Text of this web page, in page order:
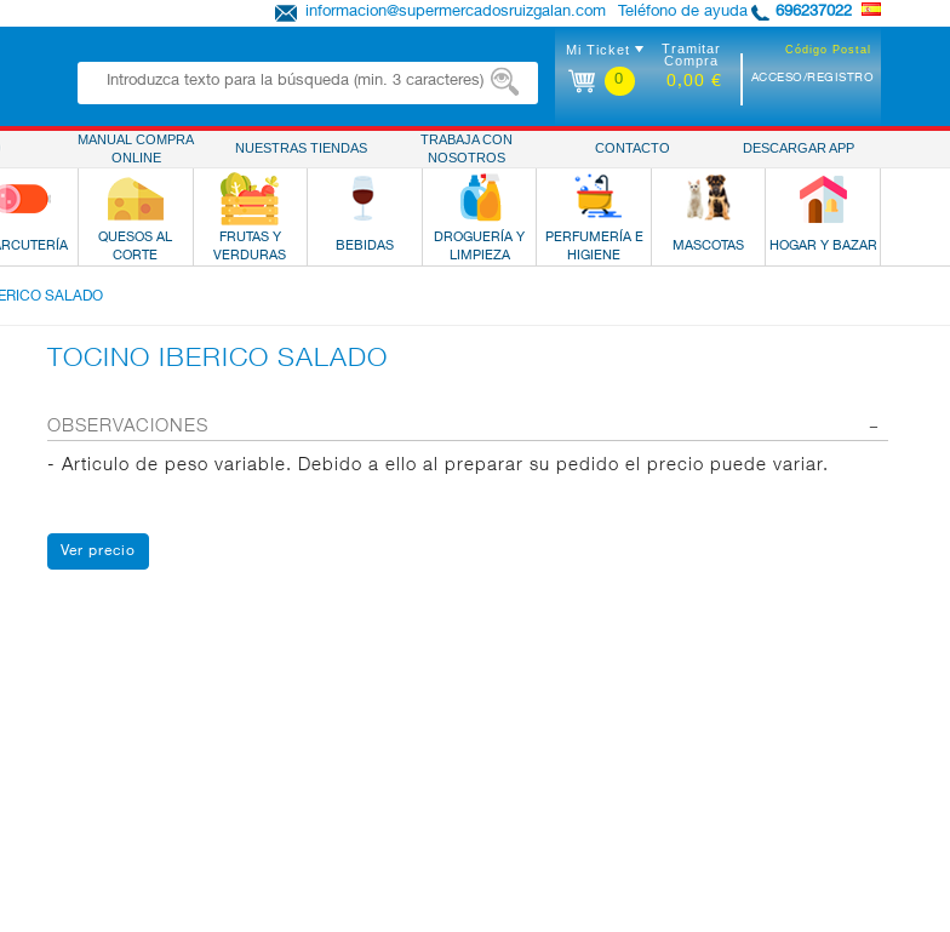
Teléfono de ayuda 696237022
informacion@supermercadosruizgalan.com
Código Postal
ACCESO/REGISTRO
Mi Ticket
0
Tramitar
Compra
0,00 €
MANUAL COMPRA
ONLINE
NUESTRAS TIENDAS
TRABAJA CON
NOSOTROS
CONTACTO DESCARGAR APP
QUESOS AL
CORTE
FRUTAS Y
VERDURAS
BEBIDAS
DROGUERÍA Y
LIMPIEZA
PERFUMERÍA E
HIGIENE
MASCOTAS HOGAR Y BAZAR
SALADO
TOCINO IBERICO SALADO
OBSERVACIONES
- Articulo de peso variable. Debido a ello al preparar su pedido el precio puede variar.